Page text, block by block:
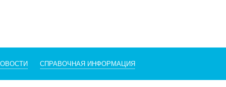
347-84-87
СПРАВОЧНАЯ ИНФОРМАЦИЯ